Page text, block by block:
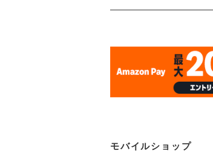
モバイルショップ